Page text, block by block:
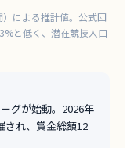
による推計値。公式団
と低く、潜在競技人口
グが始動。2026年
され、賞金総額12